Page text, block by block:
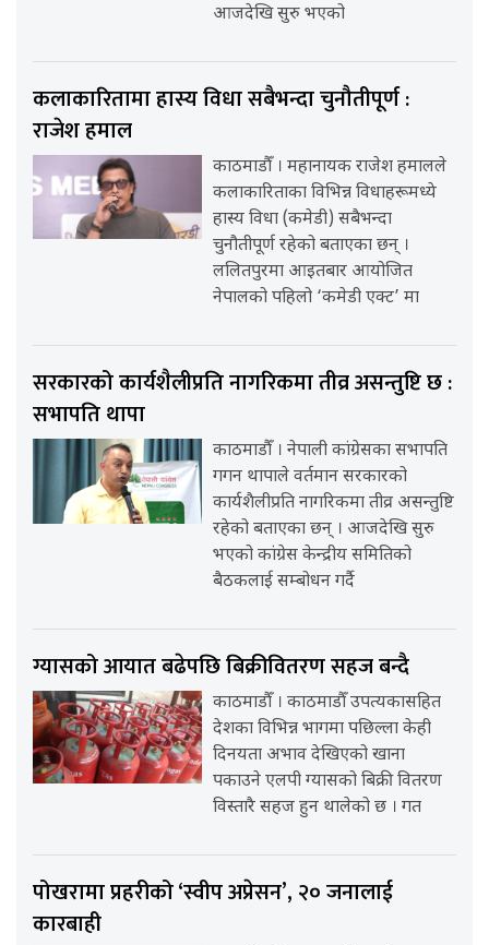
आजदेखि सुरु भएको
कलाकारितामा हास्य विधा सबैभन्दा चुनौतीपूर्ण :
राजेश हमाल
काठमाडौँ । महानायक राजेश हमालले
कलाकारिताका विभिन्न विधाहरूमध्ये
हास्य विधा (कमेडी) सबैभन्दा
चुनौतीपूर्ण रहेको बताएका छन् ।
ललितपुरमा आइतबार आयोजित
नेपालको पहिलो ‘कमेडी एक्ट’ मा
सरकारको कार्यशैलीप्रति नागरिकमा तीव्र असन्तुष्टि छ :
सभापति थापा
काठमाडौँ । नेपाली कांग्रेसका सभापति
गगन थापाले वर्तमान सरकारको
कार्यशैलीप्रति नागरिकमा तीव्र असन्तुष्टि
रहेको बताएका छन् । आजदेखि सुरु
भएको कांग्रेस केन्द्रीय समितिको
बैठकलाई सम्बोधन गर्दै
ग्यासको आयात बढेपछि बिक्रीवितरण सहज बन्दै
काठमाडौँ । काठमाडौँ उपत्यकासहित
देशका विभिन्न भागमा पछिल्ला केही
दिनयता अभाव देखिएको खाना
पकाउने एलपी ग्यासको बिक्री वितरण
विस्तारै सहज हुन थालेको छ । गत
पोखरामा प्रहरीको ‘स्वीप अप्रेसन’, २० जनालाई
कारबाही